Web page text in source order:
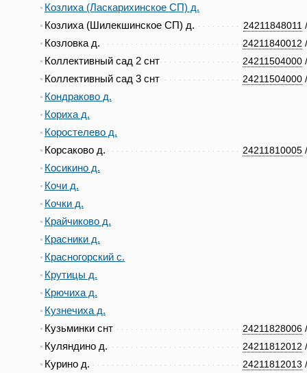
Козлиха (Ласкарихинское СП) д.
24211848011
Козлиха (Шилекшинское СП) д.
24211840012
Козловка д.
24211504000
Коллективный сад 2 снт
24211504000
Коллективный сад 3 снт
Кондраково д.
Кориха д.
Коростелево д.
24211810005
Корсаково д.
Косикино д.
Кочи д.
Кочки д.
Крайчиково д.
Красники д.
Красногорский с.
Крутицы д.
Крючиха д.
Кузнечиха д.
24211828006
Кузьминки снт
24211812012
Куляндино д.
24211812013
Курино д.